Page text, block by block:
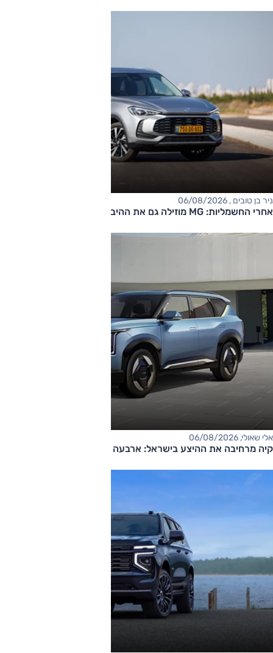
ניר בן טובים , 06/08/2026
אחרי החשמליות: MG מוזילה גם את ההיברידיות
אלי שאולי, 06/08/2026
קיה מרחיבה את ההיצע בישראל: ארבעה דגמים חדשים בדרך